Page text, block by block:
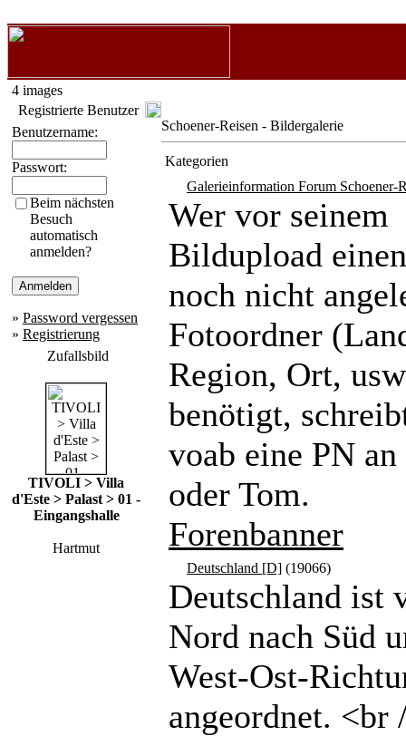
4 images
Registrierte Benutzer
Benutzername:
Passwort:
Beim nächsten
Besuch
automatisch
anmelden?
» Password vergessen
» Registrierung
Zufallsbild
TIVOLI > Villa
d'Este > Palast > 01 -
Eingangshalle
Hartmut
Schoener-Reisen - Bildergalerie
Kategorien
Galerieinformation Forum Schoener-
Wer vor seinem
Bildupload
noch nicht
Fotoordner
Region, Ort,
benötigt,
voab eine PN
oder Tom.
Forenbanner
Deutschland [D] (19066)
Deutschland ist
Nord nach Süd
West-Ost-
angeordnet. <br